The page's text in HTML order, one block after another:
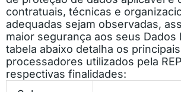
contratuais, técnicas e
adequadas sejam observadas,
maior segurança aos seus Dados
tabela abaixo detalha os
processadores utilizados pela
respectivas finalidades: